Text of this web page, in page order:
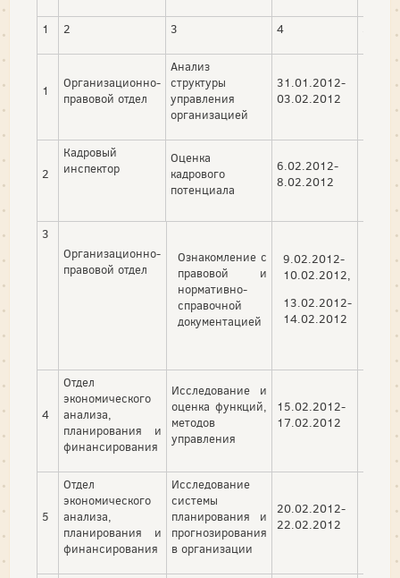
1 2 3 4
1
Организационно-
правовой отдел
Анализ
структуры
управления
организацией
31.01.2012-
03.02.2012
2
Кадровый
инспектор
Оценка
кадрового
потенциала
6.02.2012-
8.02.2012
3
Организационно-
правовой отдел
Ознакомление с
правовой и
нормативно-
справочной
документацией
9.02.2012-
10.02.2012,
13.02.2012-
14.02.2012
4
Отдел
экономического
анализа,
планирования и
финансирования
Исследование и
оценка функций,
методов
управления
15.02.2012-
17.02.2012
5
Отдел
экономического
анализа,
планирования и
финансирования
Исследование
системы
планирования и
прогнозирования
в организации
20.02.2012-
22.02.2012